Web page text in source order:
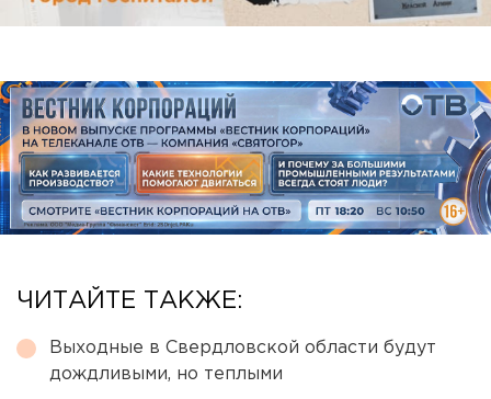
ЧИТАЙТЕ ТАКЖЕ:
Выходные в Свердловской области будут
дождливыми, но теплыми